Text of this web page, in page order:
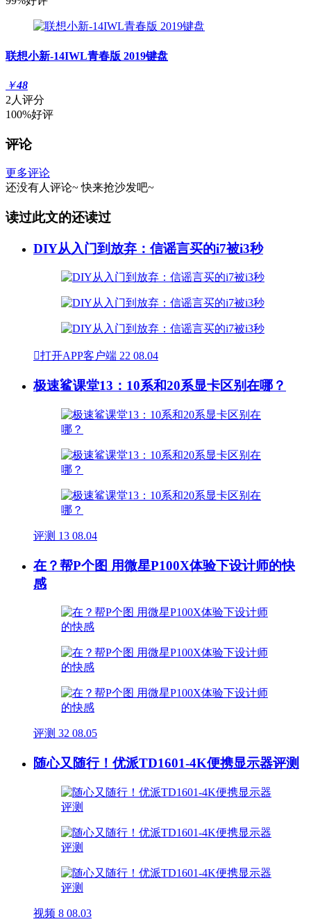
联想小新-14IWL青春版 2019键盘
￥48
2人评分
100%好评
评论
更多评论
还没有人评论~ 快来抢沙发吧~
读过此文的还读过
DIY从入门到放弃：信谣言买的i7被i3秒
打开APP客户端 22 08.04
极速鲨课堂13：10系和20系显卡区别在哪？
评测 13 08.04
在？帮P个图 用微星P100X体验下设计师的快
感
评测 32 08.05
随心又随行！优派TD1601-4K便携显示器评测
视频 8 08.03